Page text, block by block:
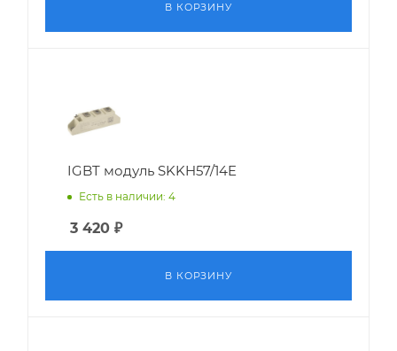
В КОРЗИНУ
IGBT модуль SKKH57/14E
Есть в наличии: 4
3 420 ₽
В КОРЗИНУ